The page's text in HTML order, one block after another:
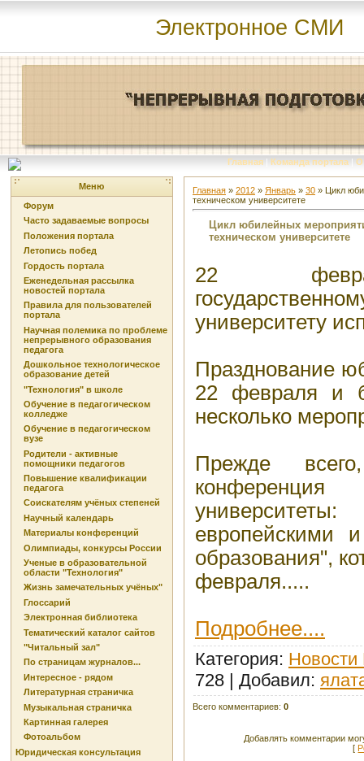
Электронное СМИ
Главная | Команда портала | О
Меню
Форум
Часто задаваемые вопросы
Положения портала
Летопись побед
Гордость портала
Еженедельная рассылка
новостей портала
Правила для пользователей
портала
Научная полемика по проблеме
непрерывного образования
педагога
Дошкольное технологическое
образование детей
"Технология" в школе
Обучение в педагогическом
колледже
Обучение в педагогическом
вузе
Родители - активные
помощники педагогов
Повышение квалификации
педагога
Соискателям учёных степеней
Научный календарь
Материалы конференций
Олимпиады, конкурсы России
Ученые в образовательной
области "Технология"
Жизнь замечательных учёных"
Глоссарий
Электронная библиотека
Тематический каталог сайтов
"Читальный зал"
По страницам журналов...
Интересное - рядом
Литературная страничка
Музыкальная страничка
Картинная галерея
Фотоальбом
Юридическая консультация
Главная » 2012 » Январь » 30 » Цикл
техническом университете
Цикл юбилейных
техническом университете
22
университету
Празднование
22 февраля и
несколько
Прежде
европейскими
образования",
февраля.....
Подробнее....
Категория:
728 | Добавил:
Всего комментариев: 0
Добавлять комментарии
[